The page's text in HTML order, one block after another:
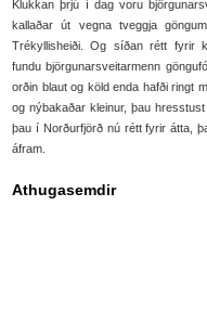
Klukkan þrjú í dag voru
kallaðar út vegna tveggja
Trékyllisheiði. Og síðan rétt fyrir
fundu björgunarsveitarmenn
orðin blaut og köld enda hafði ringt
og nýbakaðar kleinur, þau
þau í Norðurfjörð nú rétt fyrir átta,
áfram.
Athugasemdir